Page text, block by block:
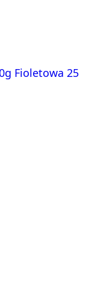
Fioletowa 25